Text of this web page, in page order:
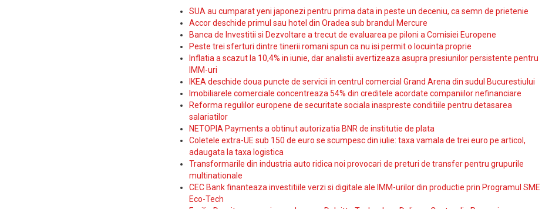
SUA au cumparat yeni japonezi pentru prima data in peste un deceniu, ca semn de prietenie
Accor deschide primul sau hotel din Oradea sub brandul Mercure
Banca de Investitii si Dezvoltare a trecut de evaluarea pe piloni a Comisiei Europene
Peste trei sferturi dintre tinerii romani spun ca nu isi permit o locuinta proprie
Inflatia a scazut la 10,4% in iunie, dar analistii avertizeaza asupra presiunilor persistente pentru
IMM-uri
IKEA deschide doua puncte de servicii in centrul comercial Grand Arena din sudul Bucurestiului
Imobiliarele comerciale concentreaza 54% din creditele acordate companiilor nefinanciare
Reforma regulilor europene de securitate sociala inaspreste conditiile pentru detasarea
salariatilor
NETOPIA Payments a obtinut autorizatia BNR de institutie de plata
Coletele extra-UE sub 150 de euro se scumpesc din iulie: taxa vamala de trei euro pe articol,
adaugata la taxa logistica
Transformarile din industria auto ridica noi provocari de preturi de transfer pentru grupurile
multinationale
CEC Bank finanteaza investitiile verzi si digitale ale IMM-urilor din productie prin Programul SME
Eco-Tech